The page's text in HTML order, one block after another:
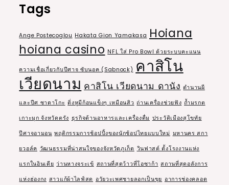
Tags
Ange Postecoglou Hakata Gion Yamakasa Hoiana
hoiana casino NFL ใส่ Pro Bowl ด้วยระบบคะแนน
ความเชื่อเกี่ยวกับปีศาจ ซับนอค (Sabnock) คาสิโน
เวียดนาม คาสิโน เวียดนาม ดานัง ตำนานผี
และปีศ ซาดาโกะ ติ่งหูมีก้อนแข็งๆ เหมือนสิว ถ่านเครื่องช่วยฟัง ถ้ำมรกต
เกาะมุก จังหวัดตรัง ธุรกิจด้านอาหารและเครื่องดื่ม ประวัติเมืองสุโขทัย
ปีศาจอามอน พฤติกรรมการช้อปปิ้งของนักช้อปไทยแบบใหม่ มหานคร สกา
ยวอล์ค วัฒนธรรมที่น่าสนใจของจังหวัดภูเก็ต วินฟาสต์ ตั้งโรงงานแห่ง
แรกในอินเดีย ว่านหางจระเข้ สถานที่สุดว้าวที่โอซาก้า สถานที่สุดอลังการ
แห่งฮ่องกง สาวแก้ผ้าไลฟ์สด อวัยวะเพศชายลอกเป็นขุย อาการช่องคลอด